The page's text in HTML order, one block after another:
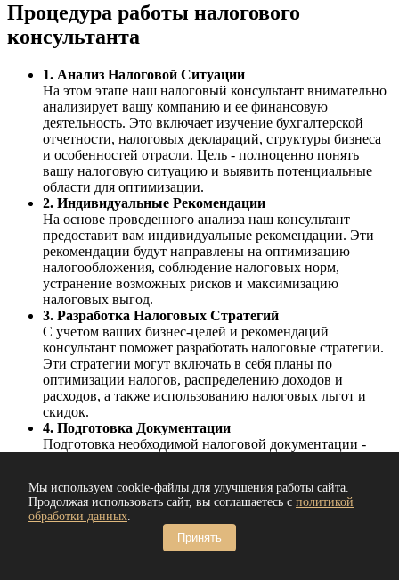
Процедура работы налогового
консультанта
1. Анализ Налоговой Ситуации
На этом этапе наш налоговый консультант внимательно
анализирует вашу компанию и ее финансовую
деятельность. Это включает изучение бухгалтерской
отчетности, налоговых деклараций, структуры бизнеса
и особенностей отрасли. Цель - полноценно понять
вашу налоговую ситуацию и выявить потенциальные
области для оптимизации.
2. Индивидуальные Рекомендации
На основе проведенного анализа наш консультант
предоставит вам индивидуальные рекомендации. Эти
рекомендации будут направлены на оптимизацию
налогообложения, соблюдение налоговых норм,
устранение возможных рисков и максимизацию
налоговых выгод.
3. Разработка Налоговых Стратегий
С учетом ваших бизнес-целей и рекомендаций
консультант поможет разработать налоговые стратегии.
Эти стратегии могут включать в себя планы по
оптимизации налогов, распределению доходов и
расходов, а также использованию налоговых льгот и
скидок.
4. Подготовка Документации
Подготовка необходимой налоговой документации -
декларации, отчеты и другие документы, которые
требуются органам налоговой службы.
5. Мониторинг и Адаптация
Наши услуги не заканчиваются после разработки
стратегий и подготовки документов. Консультант будет
Мы используем cookie-файлы для улучшения работы сайта.
Продолжая использовать сайт, вы соглашаетесь с политикой
обработки данных.
Принять